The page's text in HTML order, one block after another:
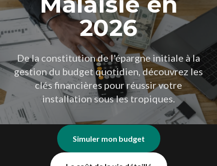
2026
De la constitution de l'épargne initiale à la
gestion du budget quotidien, découvrez les
clés financières pour réussir votre
installation sous les tropiques.
Simuler mon budget